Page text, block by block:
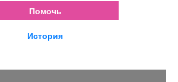
Помочь
История